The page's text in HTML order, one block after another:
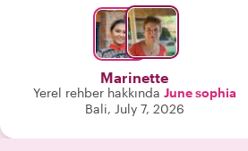
Marinette
Yerel rehber hakkında June sophia
Bali, July 7, 2026